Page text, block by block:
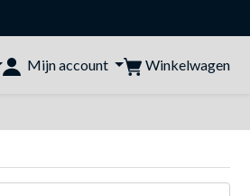
Mijn account Winkelwagen